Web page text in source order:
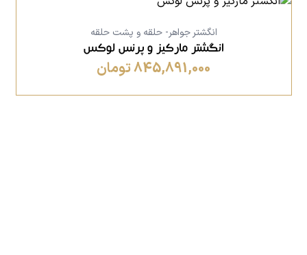
انگشتر جواهر- حلقه و پشت حلقه
انگشتر مارکیز و پرنس لوکس
845,891,000 تومان